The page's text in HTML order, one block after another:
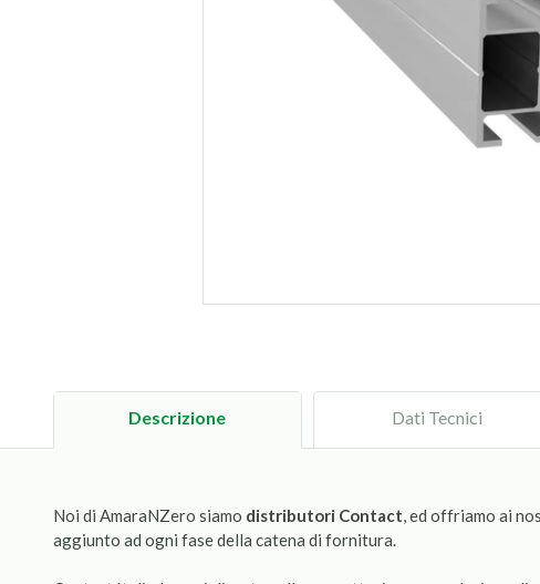
Descrizione Dati Tecnici
Noi di AmaraNZero siamo distributori Contact, ed offriamo ai
aggiunto ad ogni fase della catena di fornitura.